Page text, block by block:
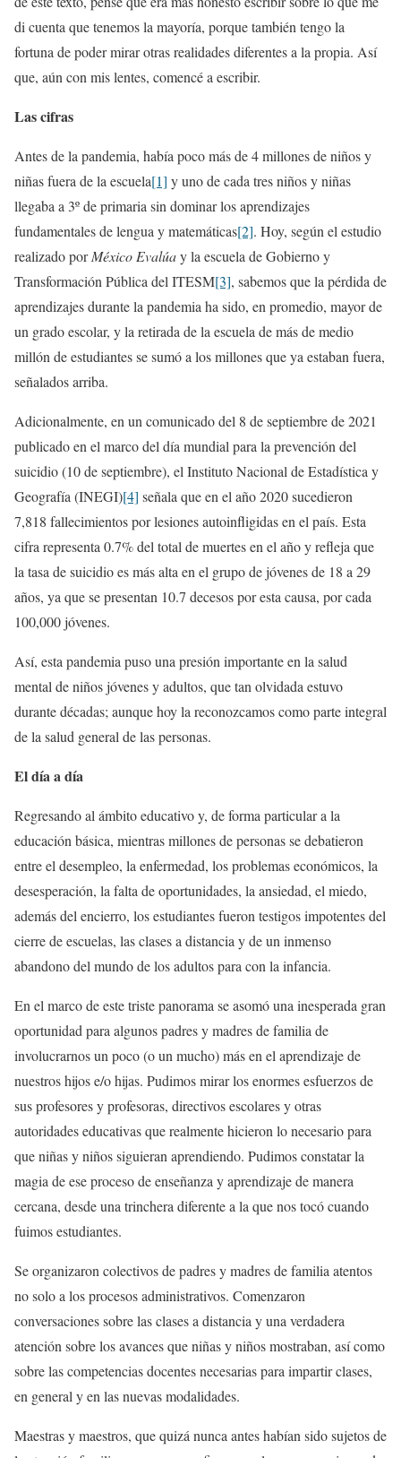
di cuenta que tenemos la mayoría, porque también tengo la
fortuna de poder mirar otras realidades diferentes a la propia. Así
que, aún con mis lentes, comencé a escribir.
Las cifras
Antes de la pandemia, había poco más de 4 millones de niños y
niñas fuera de la escuela[1] y uno de cada tres niños y niñas
llegaba a 3º de primaria sin dominar los aprendizajes
fundamentales de lengua y matemáticas[2]. Hoy, según el estudio
realizado porMéxico Evalúay la escuela de Gobierno y
Transformación Pública del ITESM[3], sabemos que la pérdida de
aprendizajes durante la pandemia ha sido, en promedio, mayor de
un grado escolar, y la retirada de la escuela de más de medio
millón de estudiantes se sumó a los millones que ya estaban fuera,
señalados arriba.
Adicionalmente, en un comunicado del 8 de septiembre de 2021
publicado en el marco del día mundial para la prevención del
suicidio (10 de septiembre), el Instituto Nacional de Estadística y
Geografía (INEGI)[4] señala que en el año 2020 sucedieron
7,818 fallecimientos por lesiones autoinfligidas en el país. Esta
cifra representa 0.7% del total de muertes en el año y refleja que
la tasa de suicidio es más alta en el grupo de jóvenes de 18 a 29
años, ya que se presentan 10.7 decesos por esta causa, por cada
100,000 jóvenes.
Así, esta pandemia puso una presión importante en la salud
mental de niños jóvenes y adultos, que tan olvidada estuvo
durante décadas; aunque hoy la reconozcamos como parte integral
de la salud general de las personas.
El día a día
Regresando al ámbito educativo y, de forma particular a la
educación básica, mientras millones de personas se debatieron
entre el desempleo, la enfermedad, los problemas económicos, la
desesperación, la falta de oportunidades, la ansiedad, el miedo,
además del encierro, los estudiantes fueron testigos impotentes del
cierre de escuelas, las clases a distancia y de un inmenso
abandono del mundo de los adultos para con la infancia.
En el marco de este triste panorama se asomó una inesperada gran
oportunidad para algunos padres y madres de familia de
involucrarnos un poco (o un mucho) más en el aprendizaje de
nuestros hijos e/o hijas. Pudimos mirar los enormes esfuerzos de
sus profesores y profesoras, directivos escolares y otras
autoridades educativas que realmente hicieron lo necesario para
que niñas y niños siguieran aprendiendo. Pudimos constatar la
magia de ese proceso de enseñanza y aprendizaje de manera
cercana, desde una trinchera diferente a la que nos tocó cuando
fuimos estudiantes.
Se organizaron colectivos de padres y madres de familia atentos
no solo a los procesos administrativos. Comenzaron
conversaciones sobre las clases a distancia y una verdadera
atención sobre los avances que niñas y niños mostraban, así como
sobre las competencias docentes necesarias para impartir clases,
en general y en las nuevas modalidades.
Maestras y maestros, que quizá nunca antes habían sido sujetos de